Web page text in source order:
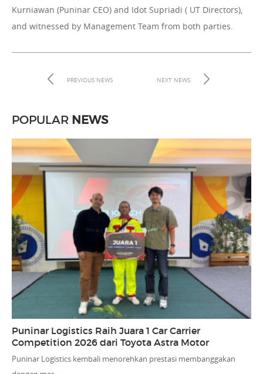
Kurniawan (Puninar CEO) and Idot Supriadi ( UT Directors),
and witnessed by Management Team from both parties.
PREVIOUS NEWS NEXT NEWS
POPULAR NEWS
Puninar Logistics Raih Juara 1 Car Carrier
Competition 2026 dari Toyota Astra Motor
Puninar Logistics kembali menorehkan prestasi membanggakan